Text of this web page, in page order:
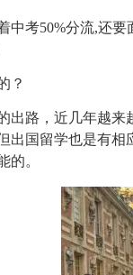
中考50%分流,还
？
出路，近几年越来
出国留学也是有
的。